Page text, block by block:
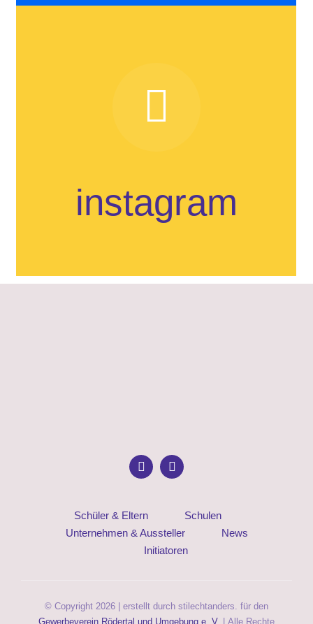
instagram
Schüler & Eltern
Schulen
Unternehmen & Aussteller
News
Initiatoren
© Copyright 2026 | erstellt durch stilechtanders. für den
Gewerbeverein Rödertal und Umgebung e. V.
| Alle Rechte